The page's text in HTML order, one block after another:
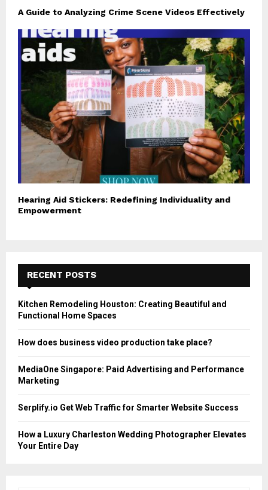
A Guide to Analyzing Crime Scene Videos Effectively
Hearing Aid Stickers: Redefining Individuality and
Empowerment
RECENT POSTS
Kitchen Remodeling Houston: Creating Beautiful and
Functional Home Spaces
How does business video production take place?
MediaOne Singapore: Paid Advertising and Performance
Marketing
Serplify.io Get Web Traffic for Smarter Website Success
How a Luxury Charleston Wedding Photographer Elevates
Your Entire Day